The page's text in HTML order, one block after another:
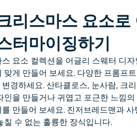
리스마스 요소로
터마이징하기
요소 컬렉션을 어글리 스웨터 디
맞게 만들어 보세요. 다양한 프롬프
경하세요. 산타클로스, 눈사람, 크
인을 만들거나 귀엽고 포근한 느낌의
만들어 보세요. 진저브레드맨과
칠 수 없는 훌륭한 장식입니다.